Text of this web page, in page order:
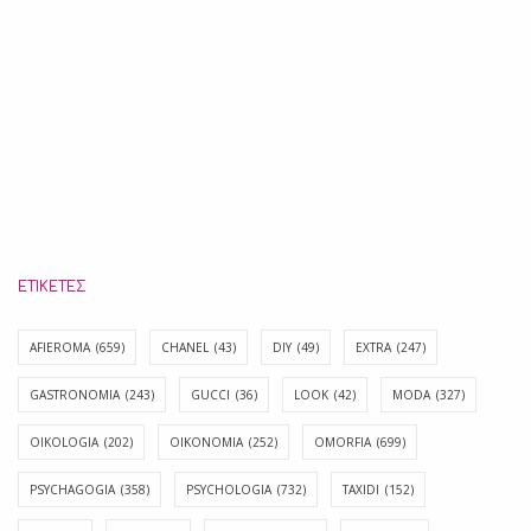
ΕΤΙΚΈΤΕΣ
AFIEROMA (659) CHANEL (43) DIY (49) EXTRA (247)
GASTRONOMIA (243) GUCCI (36) LOOK (42) MODA (327)
OIKOLOGIA (202) OIKONOMIA (252) OMORFIA (699)
PSYCHAGOGIA (358) PSYCHOLOGIA (732) TAXIDI (152)